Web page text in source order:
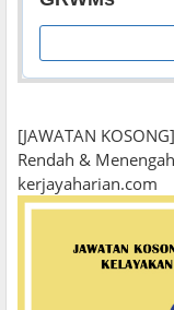
[JAWATAN
Rendah &
kerjayaharian.com